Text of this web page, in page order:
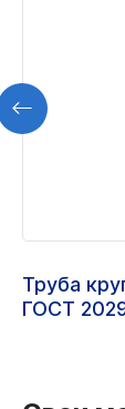
Труба
ГОСТ